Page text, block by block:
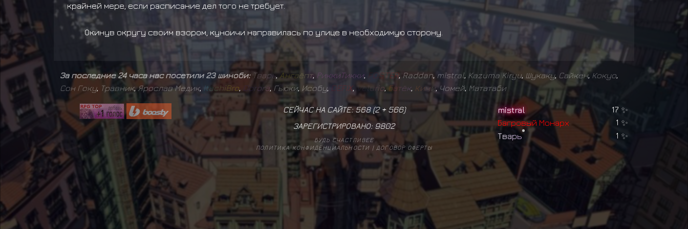
крайней мере, если расписание дел того не требует.
Окинув округу своим взором, куноичи направилась по улице в необходимую сторону.
За последние 24 часа нас посетили 23 шиноби: Тварь,Ангаёпт, РиккиТикки, FOSTER, Raddan mistral Kazuma Kiryu, Шукаку, Сайкен,Кокуо
Сон Гоку, Травник,Ярослав Медик, ItachiBro Dorora Гьюки, Исобу, DEFIX, Velurio,Батёк, Кими,Чомей, Мататаби
СЕЙЧАС НА САЙТЕ: 568 (2+ 566)
ЗАРЕГИСТРИРОВАНО: 9802
БУДЬ СЧАСТЛИВЕЕ
ПОЛИТИКА КОНФИДЕНЦИАЛЬНОСТИ | ДОГОВОР ОФЕРТЫ
mistral 17 ✨
Багровый Монарх 1 ✨
Тварь 1 ✨